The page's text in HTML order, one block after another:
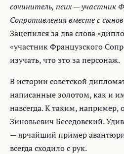
сочинитель, псих — участник
Сопротивления вместе с
Зацепился за два слова
«участник Французского
изучать, что это за персонаж.
В истории советской
написанные золотом, как и
навсегда. К таким, например,
Зиновьевич Беседовский.
— ярчайший пример
всегда сходило с рук.